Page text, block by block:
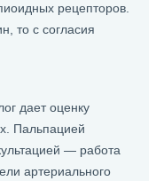
рецепторов.
то с согласия
дает оценку
Пальпацией
— работа
артериального